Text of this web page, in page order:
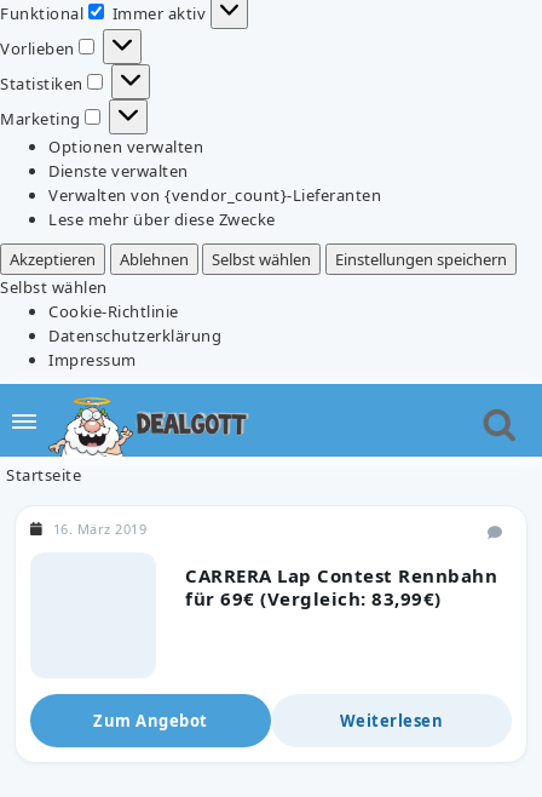
Funktional
Funktional
Immer aktiv
Vorlieben
Vorlieben
Statistiken
Statistiken
Marketing
Marketing
Optionen verwalten
Dienste verwalten
Verwalten von {vendor_count}-Lieferanten
Lese mehr über diese Zwecke
Akzeptieren
Ablehnen Selbst wählen
Einstellungen speichern
Selbst wählen
Cookie-Richtlinie
Datenschutzerklärung
Impressum
Startseite
CARRERA Lap Contest Rennbahn
für 69€ (Vergleich: 83,99€)
16. März 2019
Zum Angebot Weiterlesen